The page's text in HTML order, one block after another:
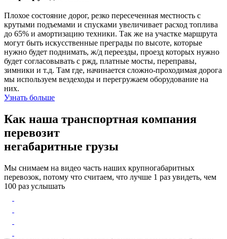
Плохое состояние дорог, резко пересеченная местность с
крутыми подъемами и спусками увеличивает расход топлива
до 65% и амортизацию техники. Так же на участке маршрута
могут быть искусственные преграды по высоте, которые
нужно будет поднимать, ж/д переезды, проезд которых нужно
будет согласовывать с ржд, платные мосты, переправы,
зимники и т.д. Там где, начинается сложно-проходимая дорога
мы используем вездеходы и перегружаем оборудование на
них.
Узнать больше
Как наша транспортная компания
перевозит
негабаритные грузы
Мы снимаем на видео часть наших крупногабаритных
перевозок, потому что считаем, что лучше 1 раз увидеть, чем
100 раз услышать